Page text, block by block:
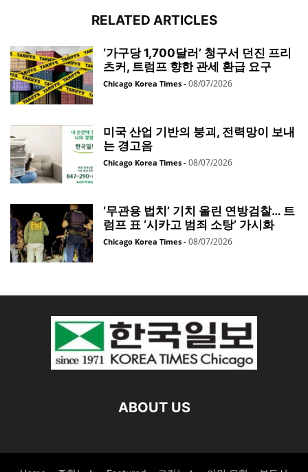
RELATED ARTICLES
‘가구당 1,700달러’ 청구서 던진 프리
츠커, 트럼프 향한 관세 환급 요구
Chicago Korea Times - 08/07/2026
미국 산업 기반의 붕괴, 전력망이 보내
는 경고음
Chicago Korea Times - 08/07/2026
‘무관용 법치’ 기치 올린 연방검찰… 트
럼프 표 ‘시카고 범죄 소탕’ 가시화
Chicago Korea Times - 08/07/2026
ABOUT US